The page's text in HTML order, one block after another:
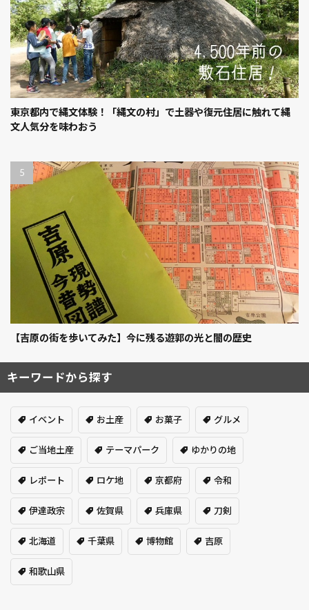
東京都内で縄文体験！「縄文の村」で土器や復元住居に触れて縄
文人気分を味わおう
【吉原の街を歩いてみた】今に残る遊郭の光と闇の歴史
キーワードから探す
イベント お土産 お菓子 グルメ
ご当地土産 テーマパーク ゆかりの地
レポート ロケ地 京都府 令和
伊達政宗 佐賀県 兵庫県 刀剣
北海道 千葉県 博物館 吉原
和歌山県